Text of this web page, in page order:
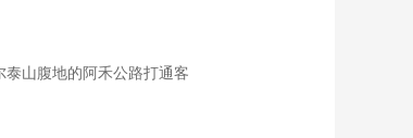
山腹地的阿禾公路打通客